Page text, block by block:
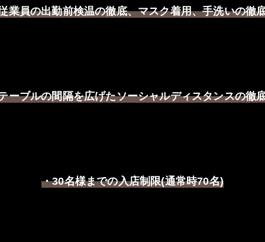
業員の出勤前検温の徹底、マスク着用、手洗いの徹
ーブルの間隔を広げたソーシャルディスタンスの徹
・30名様までの入店制限(通常時70名)